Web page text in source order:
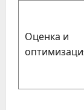
Оценка и